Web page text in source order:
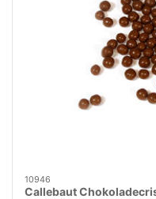
10946
Callebaut